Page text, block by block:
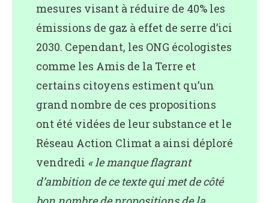
mesures visant à réduire de 40% les
émissions de gaz à effet de serre d’ici
2030. Cependant, les ONG écologistes
comme les Amis de la Terre et
certains citoyens estiment qu’un
grand nombre de ces propositions
ont été vidées de leur substance et le
Réseau Action Climat a ainsi déploré
vendredi « le manque flagrant
d’ambition de ce texte qui met de côté